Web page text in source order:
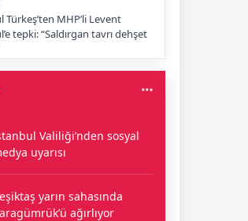
Türkeş’ten MHP’li Levent
tepki: “Saldırgan tavrı dehşet
Valiliği’nden sosyal
uyarısı
yarın sahasında
ağırlıyor